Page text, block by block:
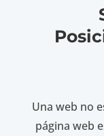
Una web no
página web